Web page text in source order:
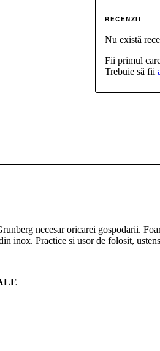
RECENZII
Nu există
Fii primul
Trebuie să fii
necesar oricarei gospodarii.
inox. Practice si usor de folosit,